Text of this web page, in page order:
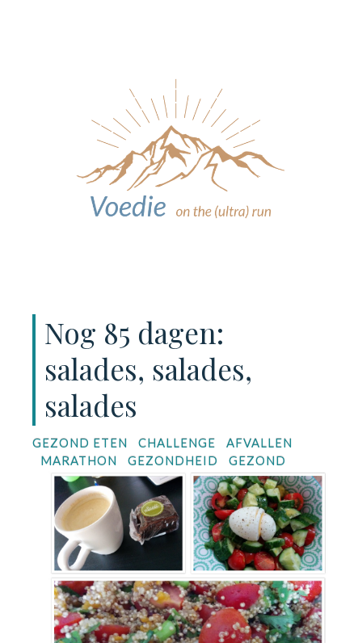
Nog 85 dagen:
salades, salades,
salades
GEZOND ETEN CHALLENGE
AFVALLEN
MARATHON
GEZONDHEID GEZOND